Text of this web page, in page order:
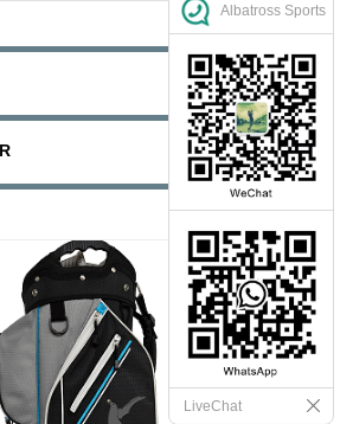
Albatross Sports
LiveChat